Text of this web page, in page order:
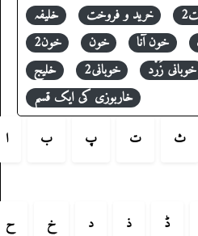
خلیفہ
خرید و فروخت
خون2
خون خون آنا
خلیج
خوبانی2 خوبانی زَرْد
خاربوزی کی ایک قسم
ا
ب پ ت ث
ح خ د ذ ڈ